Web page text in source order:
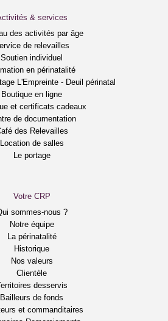
& services
des activités par âge
de relevailles
Soutien individuel
en périnatalité
L'Empreinte - Deuil périnatal
Boutique en ligne
et certificats cadeaux
de documentation
des Relevailles
Location de salles
Le portage
Votre CRP
sommes-nous ?
Notre équipe
La périnatalité
Historique
Nos valeurs
Clientèle
desservis
Bailleurs de fonds
et commanditaires